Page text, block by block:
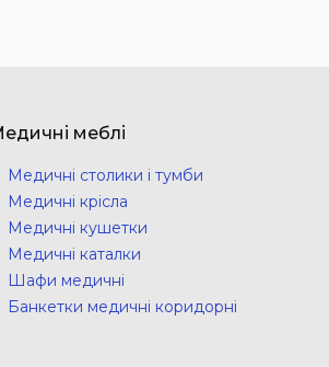
меблі
Медичні столики і тумби
Медичні крісла
Медичні кушетки
Медичні каталки
Шафи медичні
Банкетки медичні коридорні